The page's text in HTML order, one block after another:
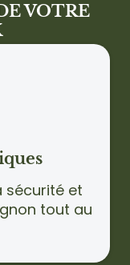
VOTRE
sécurité et
tout au